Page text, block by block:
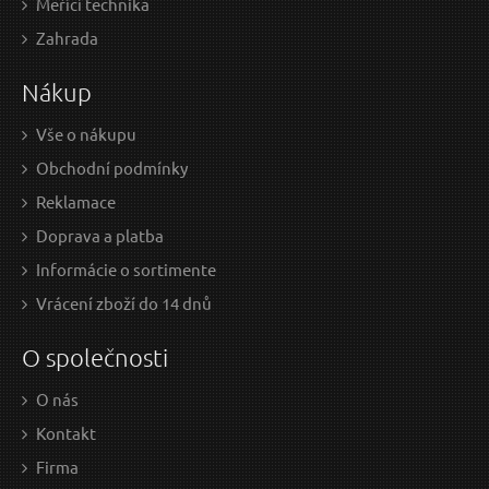
0.65 EUR bez DPH
Skladem
AKČNÉ
8 EUR / Ks
Zahrada
Nákup
Vše o nákupu
Obchodní podmínky
Reklamace
Doprava a platba
Informácie o sortimente
Vrácení zboží do 14 dnů
O společnosti
O nás
Kontakt
Firma